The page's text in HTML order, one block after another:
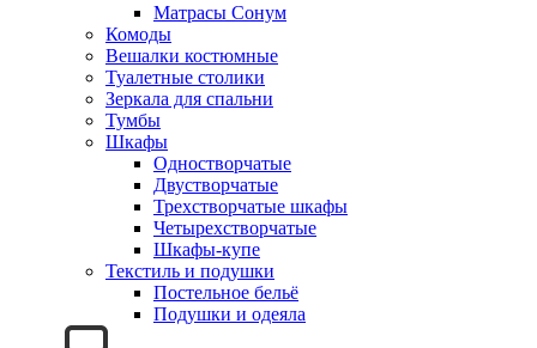
Матрасы Сонум
Комоды
Вешалки костюмные
Туалетные столики
Зеркала для спальни
Тумбы
Шкафы
Одностворчатые
Двустворчатые
Трехстворчатые шкафы
Четырехстворчатые
Шкафы-купе
Текстиль и подушки
Постельное бельё
Подушки и одеяла